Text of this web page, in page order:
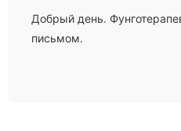
Добрый день.
письмом.